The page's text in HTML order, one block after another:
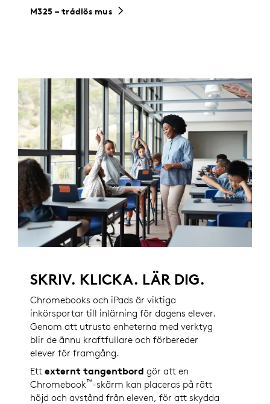
M325 – trådlös mus
SKRIV. KLICKA. LÄR DIG.
Chromebooks och iPads är viktiga
inkörsportar till inlärning för dagens elever.
Genom att utrusta enheterna med verktyg
blir de ännu kraftfullare och förbereder
elever för framgång.
Ett externt tangentbord gör att en
Chromebook™-skärm kan placeras på rätt
höjd och avstånd från eleven, för att skydda